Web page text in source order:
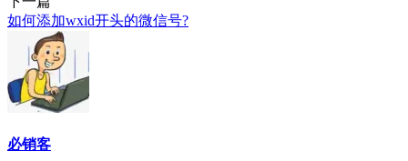
如何添加wxid开头的微信号?
必销客